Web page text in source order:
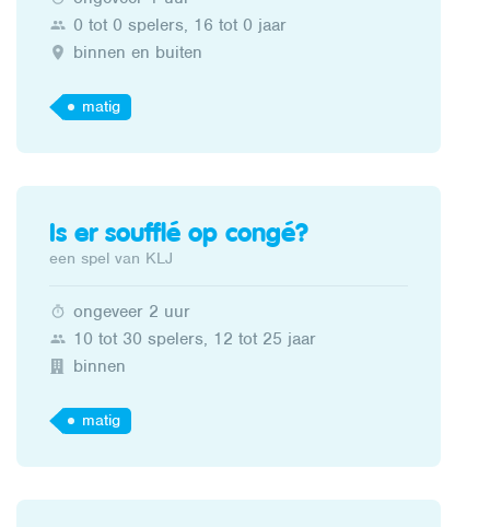
0 tot 0 spelers, 16 tot 0 jaar
binnen en buiten
matig
Is er soufflé op congé?
een spel van KLJ
ongeveer 2 uur
10 tot 30 spelers, 12 tot 25 jaar
binnen
matig